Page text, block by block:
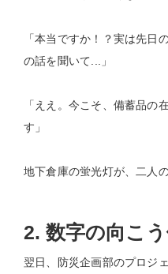
「本当ですか！？実は先日
の話を聞いて...」
「ええ。今こそ、備蓄品の
す」
地下倉庫の蛍光灯が、二人
2. 数字の向こう
翌日、防災企画部のプロジ